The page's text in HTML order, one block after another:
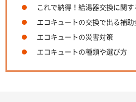
これで納得！給湯器交換に関
エコキュートの交換で出る補
エコキュートの災害対策
エコキュートの種類や選び方